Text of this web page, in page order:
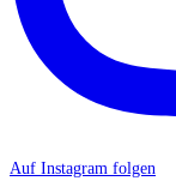
Auf Instagram folgen